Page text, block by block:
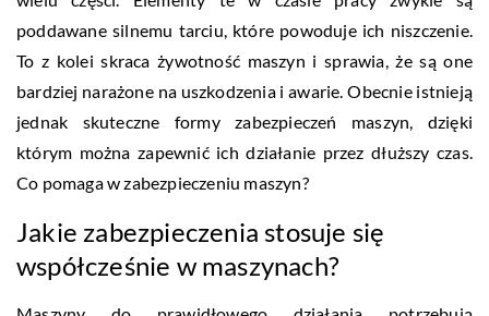
poddawane silnemu tarciu, które powoduje ich niszczenie.
To z kolei skraca żywotność maszyn i sprawia, że są one
bardziej narażone na uszkodzenia i awarie. Obecnie istnieją
jednak skuteczne formy zabezpieczeń maszyn, dzięki
którym można zapewnić ich działanie przez dłuższy czas.
Co pomaga w zabezpieczeniu maszyn?
Jakie zabezpieczenia stosuje się
współcześnie w maszynach?